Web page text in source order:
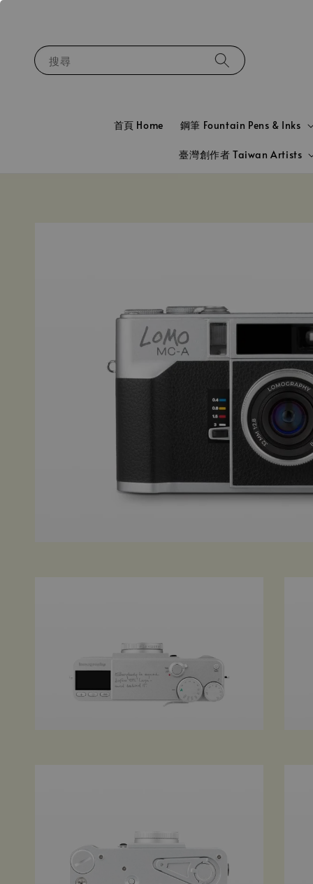
搜尋
首頁 Home 鋼筆 Fountain Pens & Inks
臺灣創作者 Taiwan Artists